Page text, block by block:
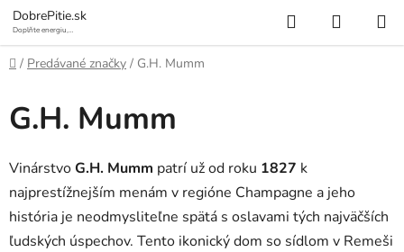
Prejsť
na
obsah
DobrePitie.sk
Doplňte energiu,
Hľadať
KOŠÍK
Domov
/ Predávané značky / G.H. Mumm
G.H. Mumm
VinárstvoG.H. Mumm patrí už od roku 1827 k
najprestížnejším menám v regióne Champagne a jeho
história je neodmysliteľne spätá s oslavami tých najväčších
ľudských úspechov. Tento ikonický dom so sídlom v Remeši